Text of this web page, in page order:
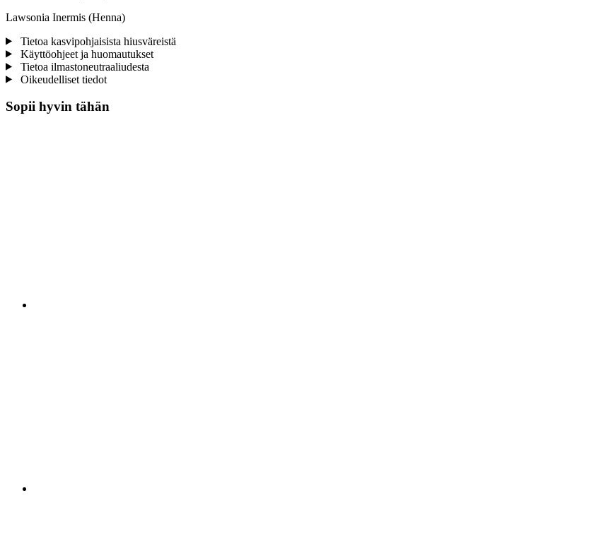
Lawsonia Inermis (Henna)
Tietoa kasvipohjaisista hiusväreistä
Käyttöohjeet ja huomautukset
Tietoa ilmastoneutraaliudesta
Oikeudelliset tiedot
Sopii hyvin tähän